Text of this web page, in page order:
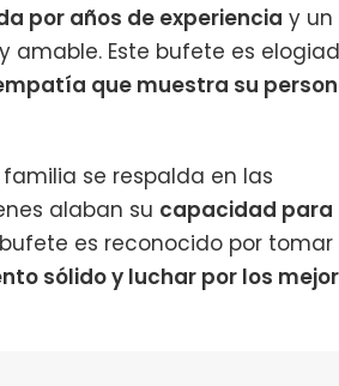
por años de experiencia y un
amable. Este bufete es
que muestra su
se respalda en las
alaban su capacidad para
bufete es reconocido por tomar
sólido y luchar por los